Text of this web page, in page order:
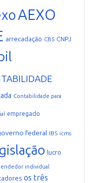
AEXO
arrecadação CBS CNPJ
Contabilidade para
empregado
federal IBS icms
lucro
individual
os três